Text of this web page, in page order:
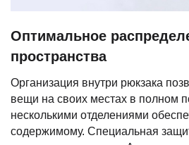
Оптимальное
пространства
Организация внутри рюкзака
вещи на своих местах в полном
несколькими отделениями
содержимому. Специальная